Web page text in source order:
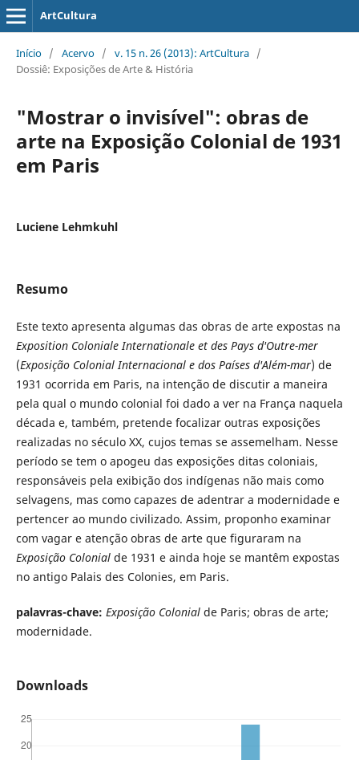
ArtCultura
Início / Acervo / v. 15 n. 26 (2013): ArtCultura /
Dossiê: Exposições de Arte & História
"Mostrar o invisível": obras de
arte na Exposição Colonial de 1931
em Paris
Luciene Lehmkuhl
Resumo
Este texto apresenta algumas das obras de arte expostas na
Exposition Coloniale Internationale et des Pays d'Outre-mer
(Exposição Colonial Internacional e dos Países d'Além-mar) de
1931 ocorrida em Paris, na intenção de discutir a maneira
pela qual o mundo colonial foi dado a ver na França naquela
década e, também, pretende focalizar outras exposições
realizadas no século XX, cujos temas se assemelham. Nesse
período se tem o apogeu das exposições ditas coloniais,
responsáveis pela exibição dos indígenas não mais como
selvagens, mas como capazes de adentrar a modernidade e
pertencer ao mundo civilizado. Assim, proponho examinar
com vagar e atenção obras de arte que figuraram na
Exposição Colonial de 1931 e ainda hoje se mantêm expostas
no antigo Palais des Colonies, em Paris.
palavras-chave: Exposição Colonial de Paris; obras de arte;
modernidade.
Downloads